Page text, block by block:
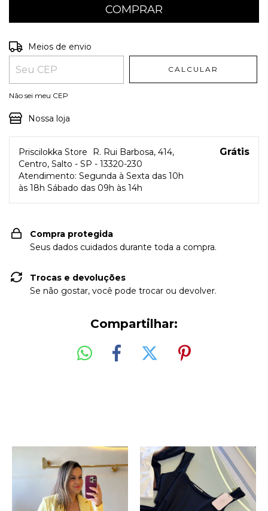
Entregas para o CEP:
Meios de envio
CALCULAR
Não sei meu CEP
Nossa loja
Priscilokka Store
R. Rui Barbosa, 414,
Centro, Salto - SP - 13320-230
Atendimento: Segunda à Sexta das 10h
às 18h Sábado das 09h às 14h
Grátis
Compra protegida
Seus dados cuidados durante toda a compra.
Trocas e devoluções
Se não gostar, você pode trocar ou devolver.
Compartilhar: